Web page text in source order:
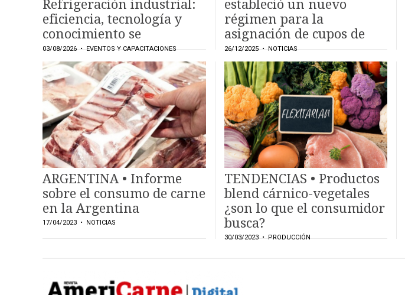
CARNE VACUNA
EVENTOS Y
DIRECTORIO
CALENDARIO
MEDIA KIT
TEMAS DESTACADOS
CARNE
FRIGORIFICO
VACAS
INVESTIGACIÓN
CONCURSO
Refrigeración industrial:
eficiencia, tecnología y
conocimiento se
encontraron en Mendoza
03/08/2026 • EVENTOS Y CAPACITACIONES
estableció un nuevo
régimen para la
asignación de cupos de
exportación de carnes
26/12/2025• NOTICIAS
ARGENTINA • Informe
sobre el consumo de carne
en la Argentina
17/04/2023 • NOTICIAS
TENDENCIAS • Productos
blend cárnico-vegetales
¿son lo que el consumidor
busca?
30/03/2023• PRODUCCIÓN